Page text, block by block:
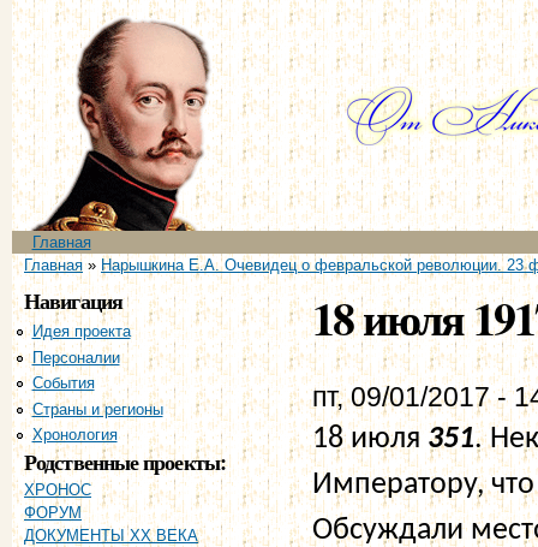
Главное меню
Главная
Вы здесь
Главная» Нарышкина Е.А. Очевидец о февральской революции. 23
Навигация
Идея проекта
Персоналии
События
Страны и регионы
Хронология
Родственные проекты:
ХРОНОС
ФОРУМ
ДОКУМЕНТЫ XX ВЕКА
18 июля
пт, 09/01/2017 -
18 июля 351.
Императору,
Обсуждали